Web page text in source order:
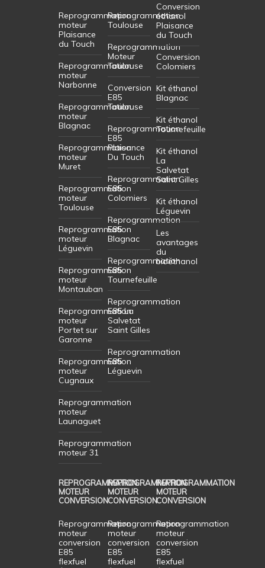
Reprogrammation
moteur
Plaisance
du Touch
Reprogrammation
moteur
Narbonne
Reprogrammation
moteur
Blagnac
Reprogrammation
moteur
Muret
Reprogrammation
moteur
Toulouse
Reprogrammation
moteur
Léguevin
Reprogrammation
moteur
Montauban
Reprogrammation
moteur
Portet sur
Garonne
Reprogrammation
moteur
Cugnaux
Reprogrammation
moteur
Launaguet
Reprogrammation
moteur 31
Reprogrammation
Toulouse
Reprogrammation
Moteur
Toulouse
Conversion
E85
Toulouse
Reprogrammation
E85
Plaisance
Du Touch
Reprogrammation
E85
Colomiers
Reprogrammation
E85
Blagnac
Reprogrammation
E85
Tournefeuille
Reprogrammation
E85 La
Salvetat
Saint Gilles
Reprogrammation
E85
Léguevin
Conversion
éthanol
Plaisance
du Touch
Conversion
Colomiers
Kit éthanol
Blagnac
Kit éthanol
Tournefeuille
Kit éthanol
La
Salvetat
Saint Gilles
Kit éthanol
Léguevin
Les
avantages
du
bioéthanol
REPROGRAMMATION
MOTEUR
CONVERSION
Reprogrammation
moteur
conversion
E85
flexfuel
REPROGRAMMATION
MOTEUR
CONVERSION
Reprogrammation
moteur
conversion
E85
flexfuel
REPROGRAMMATION
MOTEUR
CONVERSION
Reprogrammation
moteur
conversion
E85
flexfuel